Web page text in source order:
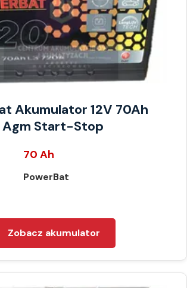
Akumulator 12V 70Ah
Agm Start-Stop
70 Ah
PowerBat
Zobacz akumulator